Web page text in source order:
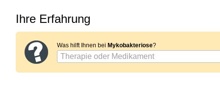
Ihre Erfahrung
Was hilft Ihnen bei Mykobakteriose?